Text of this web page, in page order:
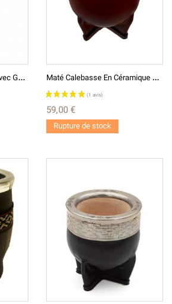
B
Ombilla Cuchara 19cm Avec Goupillon M
Até Calebasse En Céramique Doublé En Cuir
59,00 €
Rupture de stock